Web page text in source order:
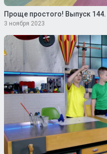
Проще простого! Выпуск
3 ноября 2023